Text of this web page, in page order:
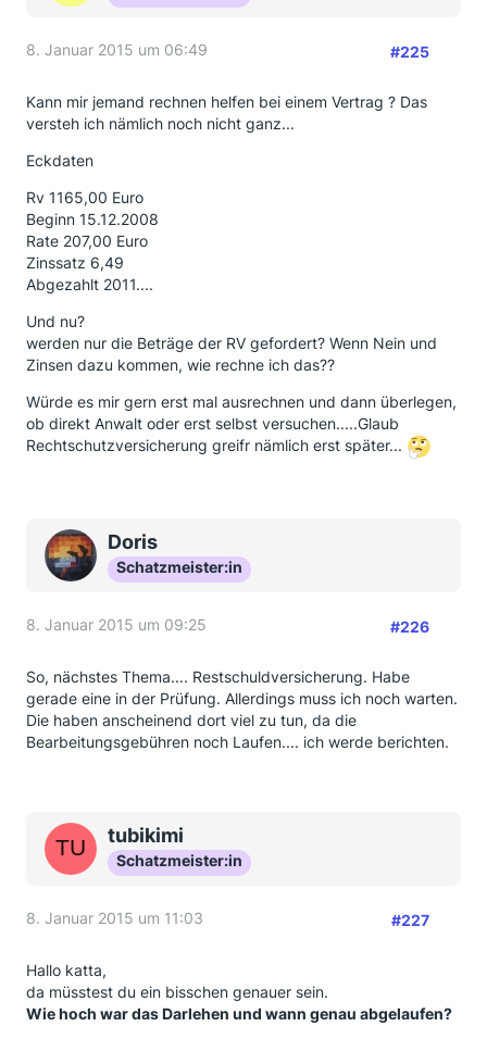
8. Januar 2015 um 06:49 #225
Kann mir jemand rechnen helfen bei einem Vertrag ? Das
versteh ich nämlich noch nicht ganz...
Eckdaten
Rv 1165,00 Euro
Beginn 15.12.2008
Rate 207,00 Euro
Zinssatz 6,49
Abgezahlt 2011....
Und nu?
werden nur die Beträge der RV gefordert? Wenn Nein und
Zinsen dazu kommen, wie rechne ich das??
Würde es mir gern erst mal ausrechnen und dann überlegen,
ob direkt Anwalt oder erst selbst versuchen.....Glaub
Rechtschutzversicherung greifr nämlich erst später...
Doris
Schatzmeister:in
8. Januar 2015 um 09:25 #226
So, nächstes Thema.... Restschuldversicherung. Habe
gerade eine in der Prüfung. Allerdings muss ich noch warten.
Die haben anscheinend dort viel zu tun, da die
Bearbeitungsgebühren noch Laufen.... ich werde berichten.
tubikimi
Schatzmeister:in
8. Januar 2015 um 11:03 #227
Hallo katta,
da müsstest du ein bisschen genauer sein.
Wie hoch war das Darlehen und wann genau abgelaufen?